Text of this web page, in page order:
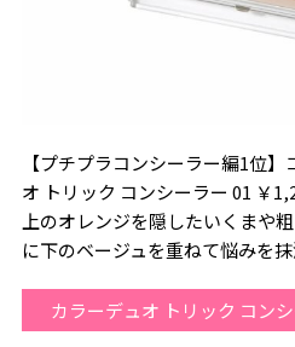
【プチプラコンシーラー編1位
オ トリック コンシーラー 01 ￥
上のオレンジを隠したいくまや
に下のベージュを重ねて悩みを抹
カラーデュオ トリック コン